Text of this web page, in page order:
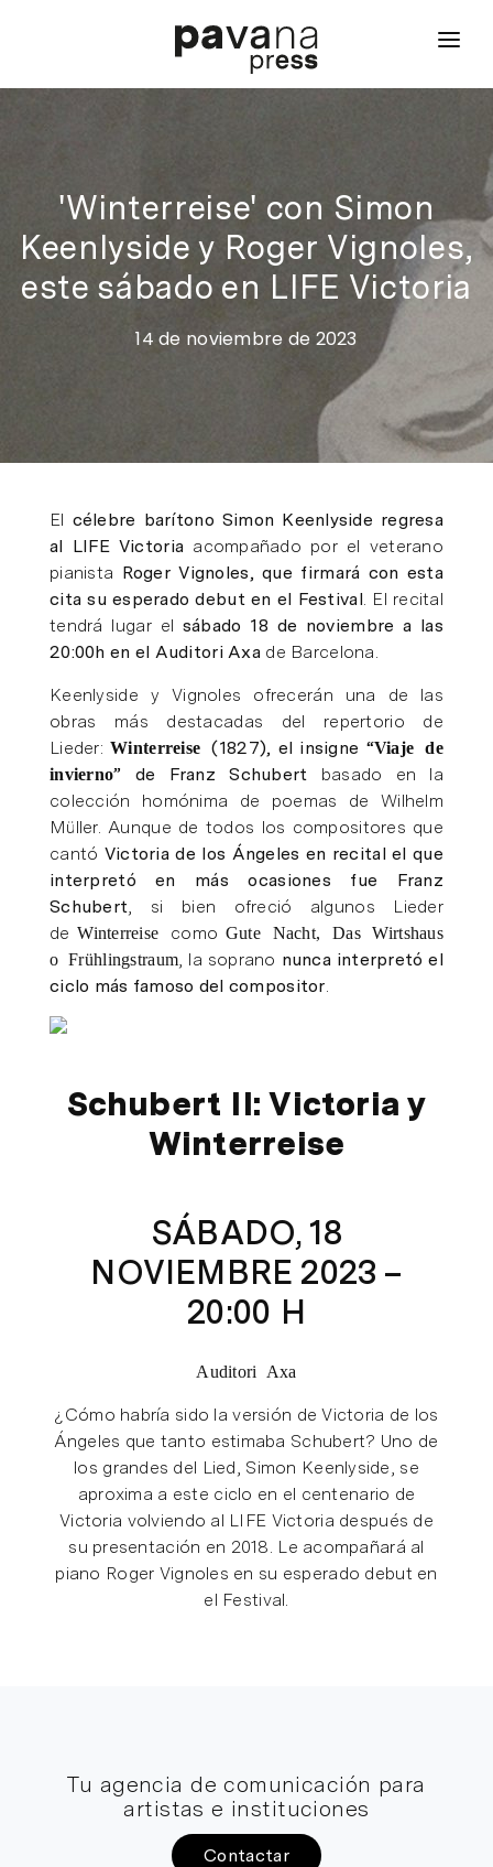
inicio
proyectos
noticias
contacto
'Winterreise' con Simon
Keenlyside y Roger Vignoles,
este sábado en LIFE Victoria
14 de noviembre de 2023
El célebre barítono Simon Keenlyside regresa
al LIFE Victoria acompañado por el veterano
pianista Roger Vignoles, que firmará con esta
cita su esperado debut en el Festival. El recital
tendrá lugar el sábado 18 de noviembre a las
20:00h en el Auditori Axa de Barcelona.
Keenlyside y Vignoles ofrecerán una de las
obras más destacadas del repertorio de
Lieder:Winterreise(1827), el insigne “Viaje de
invierno” de Franz Schubert basado en la
colección homónima de poemas de Wilhelm
Müller. Aunque de todos los compositores que
cantó Victoria de los Ángeles en recital el que
interpretó en más ocasiones fue Franz
Schubert, si bien ofreció algunos Lieder
deWinterreise como Gute Nacht, Das Wirtshaus
o Frühlingstraum, la soprano nunca interpretó el
ciclo más famoso del compositor.
Schubert II: Victoria y
Winterreise
SÁBADO, 18
NOVIEMBRE 2023 –
20:00 H
Auditori Axa
¿Cómo habría sido la versión de Victoria de los
Ángeles que tanto estimaba Schubert? Uno de
los grandes del Lied, Simon Keenlyside, se
aproxima a este ciclo en el centenario de
Victoria volviendo al LIFE Victoria después de
su presentación en 2018. Le acompañará al
piano Roger Vignoles en su esperado debut en
el Festival.
Tu agencia de comunicación para
artistas e instituciones
Contactar